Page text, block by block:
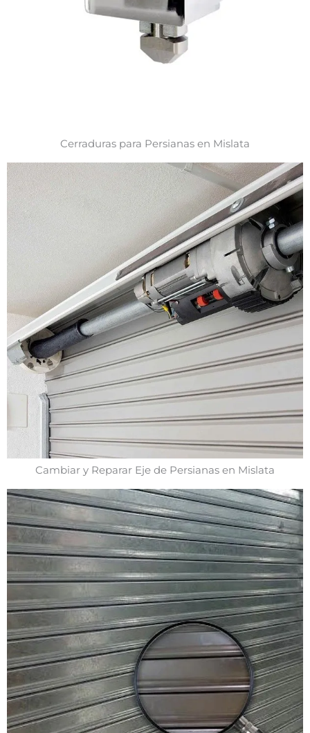
Cerraduras para Persianas en Mislata
Cambiar y Reparar Eje de Persianas en Mislata